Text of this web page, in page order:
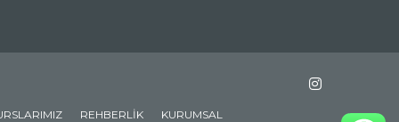
REHBERLIK KURUMSAL